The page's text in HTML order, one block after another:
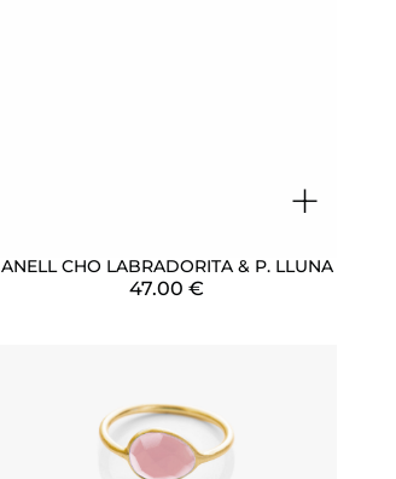
+
ANELL CHO LABRADORITA & P. LLUNA
47.00€